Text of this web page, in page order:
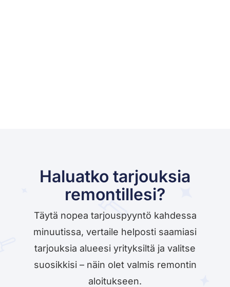
Haluatko tarjouksia
remontillesi?
Täytä nopea tarjouspyyntö kahdessa
minuutissa, vertaile helposti saamiasi
tarjouksia alueesi yrityksiltä ja valitse
suosikkisi – näin olet valmis remontin
aloitukseen.